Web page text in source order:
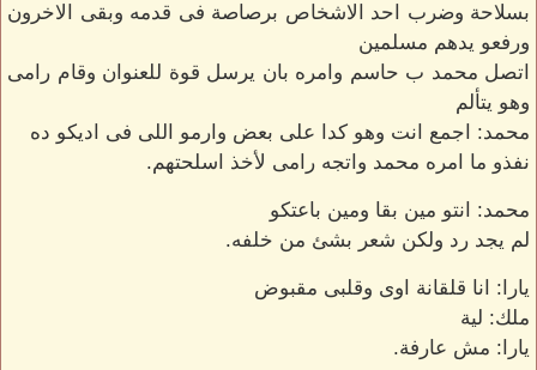
بسلاحة وضرب احد الاشخاص برصاصة فى قدمه وبقى الاخرون
ورفعو يدهم مسلمين
اتصل محمد ب حاسم وامره بان يرسل قوة للعنوان وقام رامى
وهو يتألم
محمد: اجمع انت وهو كدا على بعض وارمو اللى فى اديكو ده
نفذو ما امره محمد واتجه رامى لأخذ اسلحتهم.
محمد: انتو مين بقا ومين باعتكو
لم يجد رد ولكن شعر بشئ من خلفه.
يارا: انا قلقانة اوى وقلبى مقبوض
ملك: لية
يارا: مش عارفة.